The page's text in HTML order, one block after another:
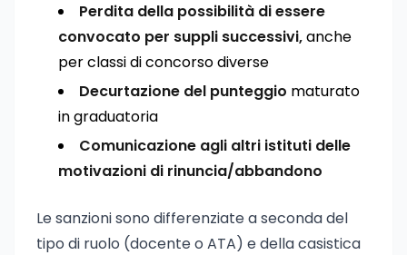
Perdita della possibilità di essere
convocato per suppli successivi,anche
per classi di concorso diverse
Decurtazione del punteggio maturato
in graduatoria
Comunicazione agli altri istituti delle
motivazioni di rinuncia/abbandono
Le sanzioni sono differenziate a seconda del
tipo di ruolo (docente o ATA) e della casistica